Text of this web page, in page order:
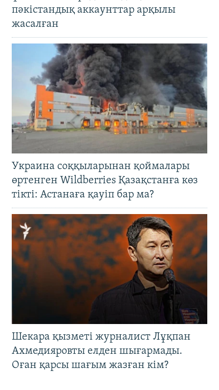
пәкістандық аккаунттар арқылы
жасалған
Украина соққыларынан қоймалары
өртенген Wildberries Қазақстанға көз
тікті: Астанаға қауіп бар ма?
Шекара қызметі журналист Лұқпан
Ахмедияровты елден шығармады.
Оған қарсы шағым жазған кім?